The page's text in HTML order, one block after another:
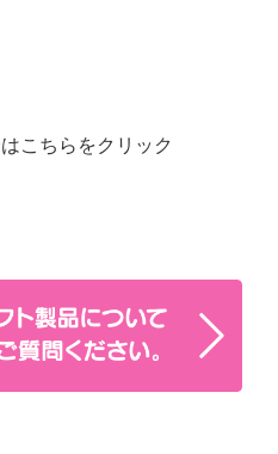
こちらをクリック